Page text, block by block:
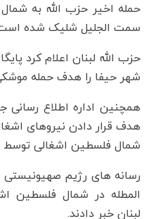
سمت الجلیل شلیک شده
حزب الله لبنان اعلام کرد
شهر حیفا را هدف حمله
همچنین اداره اطلاع رسانی
هدف قرار دادن نیروهای
شمال فلسطین اشغالی توسط
رسانه های رژیم
المطله در شمال فلسطین
لبنان خبر دادند.